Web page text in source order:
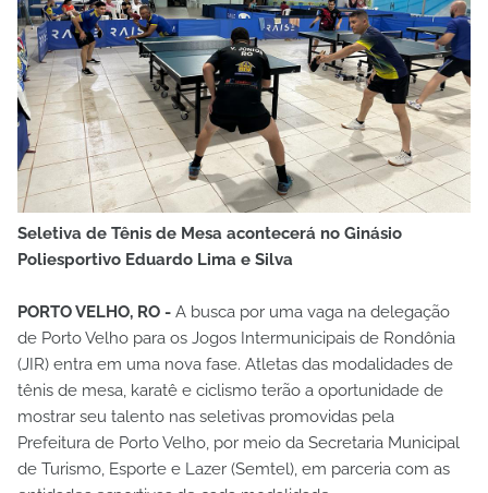
Seletiva de Tênis de Mesa acontecerá no Ginásio
Poliesportivo Eduardo Lima e Silva
PORTO VELHO, RO - A busca por uma vaga na delegação
de Porto Velho para os Jogos Intermunicipais de Rondônia
(JIR) entra em uma nova fase. Atletas das modalidades de
tênis de mesa, karatê e ciclismo terão a oportunidade de
mostrar seu talento nas seletivas promovidas pela
Prefeitura de Porto Velho, por meio da Secretaria Municipal
de Turismo, Esporte e Lazer (Semtel), em parceria com as